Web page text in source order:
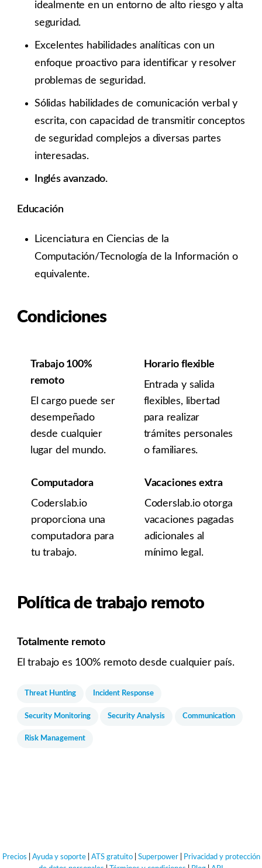
idealmente en un entorno de alto riesgo y alta
seguridad.
Excelentes habilidades analíticas con un
enfoque proactivo para identificar y resolver
problemas de seguridad.
Sólidas habilidades de comunicación verbal y
escrita, con capacidad de transmitir conceptos
de seguridad complejos a diversas partes
interesadas.
Inglés avanzado.
Educación
Licenciatura en Ciencias de la
Computación/Tecnología de la Información o
equivalente.
Condiciones
Trabajo 100%
remoto
El cargo puede ser
desempeñado
desde cualquier
lugar del mundo.
Horario flexible
Entrada y salida
flexibles, libertad
para realizar
trámites personales
o familiares.
Computadora
Coderslab.io
proporciona una
computadora para
tu trabajo.
Vacaciones extra
Coderslab.io otorga
vacaciones pagadas
adicionales al
mínimo legal.
Política de trabajo remoto
Totalmente remoto
El trabajo es 100% remoto desde cualquier país.
Threat Hunting Incident Response
Security Monitoring Security Analysis Communication
Risk Management
Precios Ayuda y soporte| ATS gratuito| Superpower|
Privacidad y protección